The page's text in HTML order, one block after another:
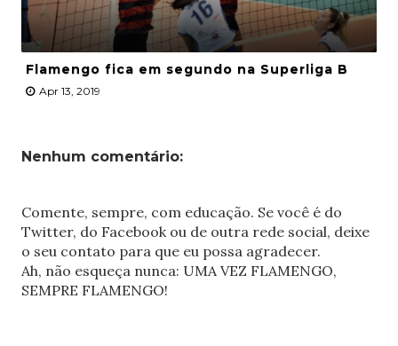
Flamengo fica em segundo na Superliga B
Apr 13, 2019
Nenhum comentário:
Comente, sempre, com educação. Se você é do
Twitter, do Facebook ou de outra rede social, deixe
o seu contato para que eu possa agradecer.
Ah, não esqueça nunca: UMA VEZ FLAMENGO,
SEMPRE FLAMENGO!